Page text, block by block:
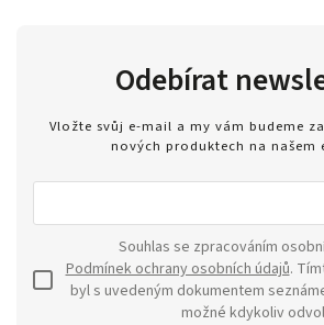
Odebírat
Vložte svůj e-mail a my vám budeme
nových produktech na našem
Podmínek ochrany osobních údajů.
byl s uvedeným dokumentem
možné kdykoliv